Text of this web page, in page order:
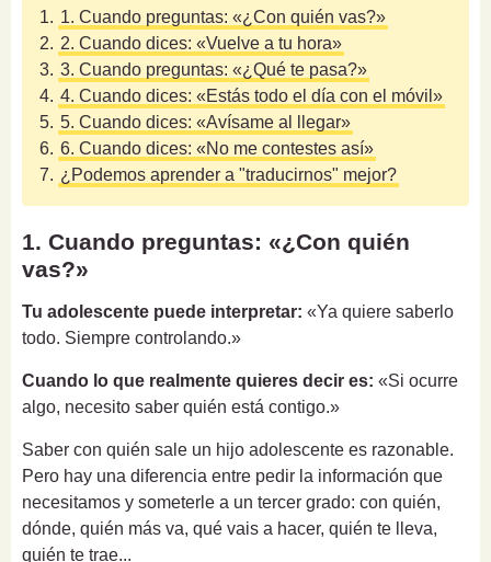
1. 1. Cuando preguntas: «¿Con quién vas?»
2. 2. Cuando dices: «Vuelve a tu hora»
3. 3. Cuando preguntas: «¿Qué te pasa?»
4. 4. Cuando dices: «Estás todo el día con el móvil»
5. 5. Cuando dices: «Avísame al llegar»
6. 6. Cuando dices: «No me contestes así»
7. ¿Podemos aprender a "traducirnos" mejor?
1. Cuando preguntas: «¿Con quién
vas?»
Tu adolescente puede interpretar: «Ya quiere saberlo
todo. Siempre controlando.»
Cuando lo que realmente quieres decir es: «Si ocurre
algo, necesito saber quién está contigo.»
Saber con quién sale un hijo adolescente es razonable.
Pero hay una diferencia entre pedir la información que
necesitamos y someterle a un tercer grado: con quién,
dónde, quién más va, qué vais a hacer, quién te lleva,
quién te trae...